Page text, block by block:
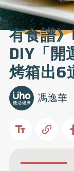
有食譜
DIY「開
烤箱出6
馮逸華